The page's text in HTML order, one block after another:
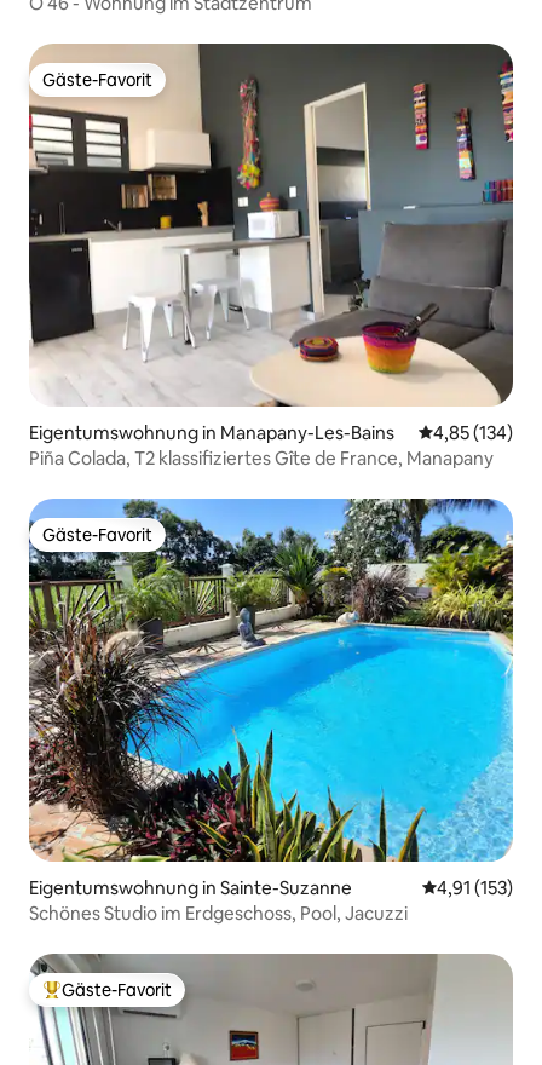
Gäste-Favorit
Gäste-Favorit
Eigentumswohnung in Manapany-Les-Bains
4,85 (134)
Piña Colada, T2 klassifiziertes Gîte de France, Manapany
Gäste-Favorit
Gäste-Favorit
Eigentumswohnung in Sainte-Suzanne
4,91 (153)
Schönes Studio im Erdgeschoss, Pool, Jacuzzi
Beliebter Gäste-Favorit.
Gäste-Favorit